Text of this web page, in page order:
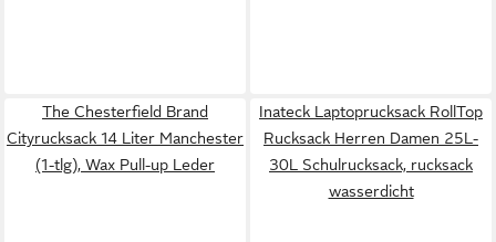
The Chesterfield Brand
Cityrucksack 14 Liter Manchester
(1-tlg), Wax Pull-up Leder
Inateck Laptoprucksack RollTop
Rucksack Herren Damen 25L-
30L Schulrucksack, rucksack
wasserdicht